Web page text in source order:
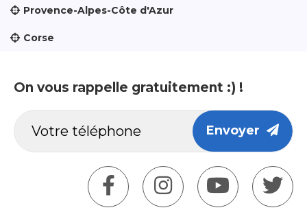
Provence-Alpes-Côte d'Azur
Corse
On vous rappelle gratuitement :) !
Envoyer